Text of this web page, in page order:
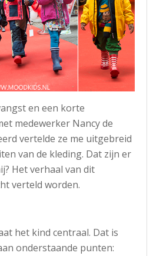
en een korte
medewerker Nancy de
vertelde ze me uitgebreid
van de kleding. Dat zijn er
Het verhaal van dit
verteld worden.
het kind centraal. Dat is
onderstaande punten: